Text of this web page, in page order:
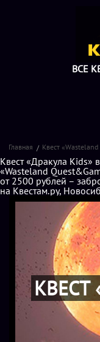
ВСЕ
Главная Квест
Квест «Дракула Kids»
«Wasteland
от 2500 рублей –
на Квестам.ру,
КВЕСТ